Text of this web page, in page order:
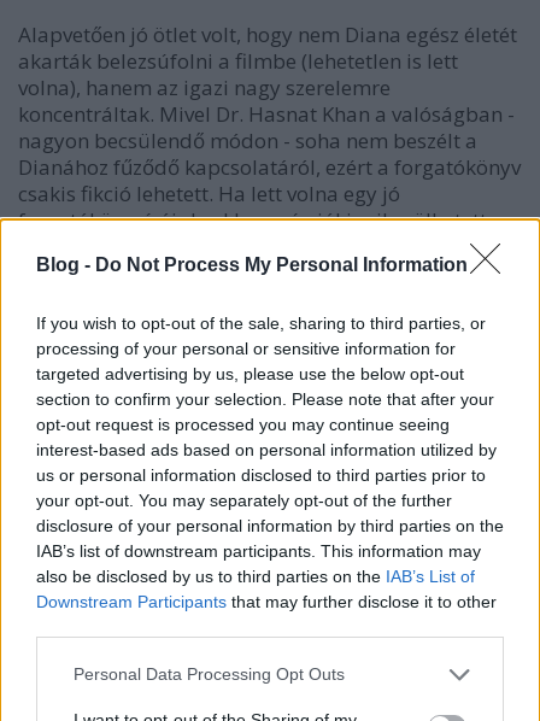
Blog - Do Not Process My Personal Information
If you wish to opt-out of the sale, sharing to third parties, or
processing of your personal or sensitive information for
targeted advertising by us, please use the below opt-out
section to confirm your selection. Please note that after your
opt-out request is processed you may continue seeing
interest-based ads based on personal information utilized by
us or personal information disclosed to third parties prior to
your opt-out. You may separately opt-out of the further
disclosure of your personal information by third parties on the
IAB’s list of downstream participants. This information may
also be disclosed by us to third parties on the IAB’s List of
Downstream Participants that may further disclose it to other
Please note that this website/app uses one or more Google
Personal Data Processing Opt Outs
Alapvetően jó ötlet volt, hogy nem Diana egész életét
akarták belezsúfolni a filmbe (lehetetlen is lett
volna), hanem az igazi nagy szerelemre
koncentráltak. Mivel Dr. Hasnat Khan a valóságban -
nagyon becsülendő módon - soha nem beszélt a
Dianához fűződő kapcsolatáról, ezért a forgatókönyv
csakis fikció lehetett. Ha lett volna egy jó
forgatókönyvírójuk, akkor még jól is sikerülhetett
volna. De nem volt, mert ugye a királyi családról
Peter Morgan alatt nem érdemes filmet írni. Ennek a
kliséhalmazt, egy vászonra vitt bulvárcímlapot. A
párbeszédek unalmasak, laposak, a történet
egyáltalán nem működik, én már a film tizedik
percétől kezdve inkább az okostelefonomon néztem
a híreket, annyira nem kötött le a film. A karakterek
felszínesek, jellemfejlődést nagyítóval sem nagyon
lehet találni. Fájdalmasan hiányzik a történetből
Diana családja: férje, imádott fiai. A főszereplők nem
érdekesek, nem lehet azonosulni velük. Nem igazán
érthető, hogy miért szeret bele a hercegnő a
doktorba, miért ragaszkodik mindenáron ehhez a
méltatlan kapcsolathoz, amelyben igazán nem lehet
boldog, hiszen a szeretett férfitól ugyanúgy nem kap
igazi, mély szeretetet, mint Károlytól. Őszintén